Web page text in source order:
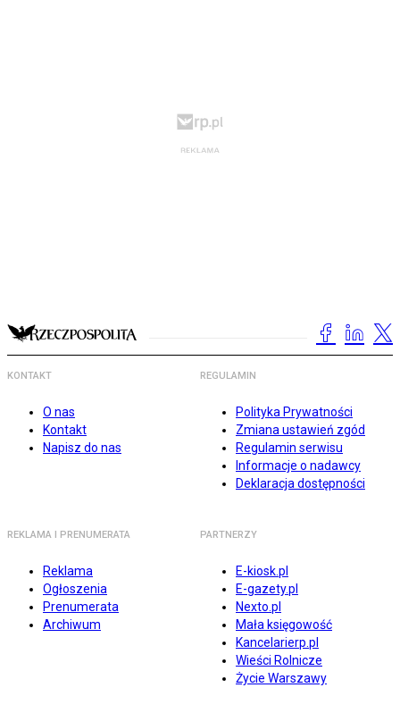
KONTAKT
O nas
Kontakt
Napisz do nas
REGULAMIN
Polityka Prywatności
Zmiana ustawień zgód
Regulamin serwisu
Informacje o nadawcy
Deklaracja dostępności
REKLAMA I PRENUMERATA
Reklama
Ogłoszenia
Prenumerata
Archiwum
PARTNERZY
E-kiosk.pl
E-gazety.pl
Nexto.pl
Mała księgowość
Kancelarierp.pl
Wieści Rolnicze
Życie Warszawy